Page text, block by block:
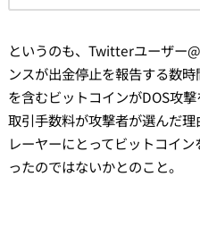
というのも、Twitterユーザー
ンスが出金停止を報告する数
を含むビットコインがDOS攻
取引手数料が攻撃者が選んだ
レーヤーにとってビットコイ
ったのではないかとのこと。